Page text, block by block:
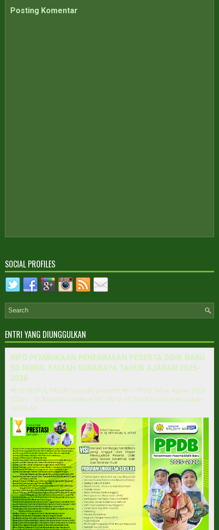
Posting Komentar
SOCIAL PROFILES
ENTRI YANG DIUNGGULKAN
INFO PEMBUKAAN PENERIMAAN PESERTA DIDIK BARU
SD NURUL FAIZAH SURABAYA TAHUN AJARAN 2025-
2026
📢 SD NURUL FAIZAH proudly presents 📢 ✨ PPDB Tahun Ajaran 2025-
2026✨ 🌻 Assalamu'alaikum Wr. Wb.🌻 SD Nurul Faizah merupakan
SEKOLAH...